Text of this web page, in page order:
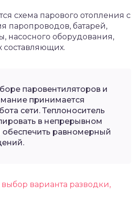
схема парового отопления с
паропроводов, батарей,
насосного оборудования,
составляющих.
паровентиляторов и
принимается
сети. Теплоноситель
в непрерывном
равномерный
варианта разводки,